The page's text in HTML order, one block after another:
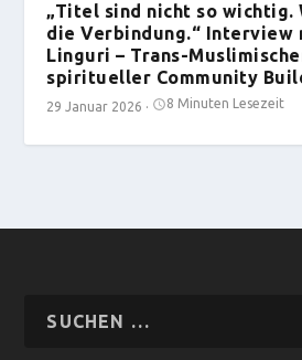
„Titel sind nicht so wichtig.
die Verbindung.“ Interview
Linguri – Trans-
spiritueller Community
29 Januar 2026 · 8 Minuten Lesezeit